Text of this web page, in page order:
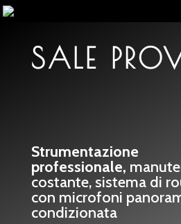
SALE
Strumentazione
professionale,
costante, sistema di
con microfoni
condizionata